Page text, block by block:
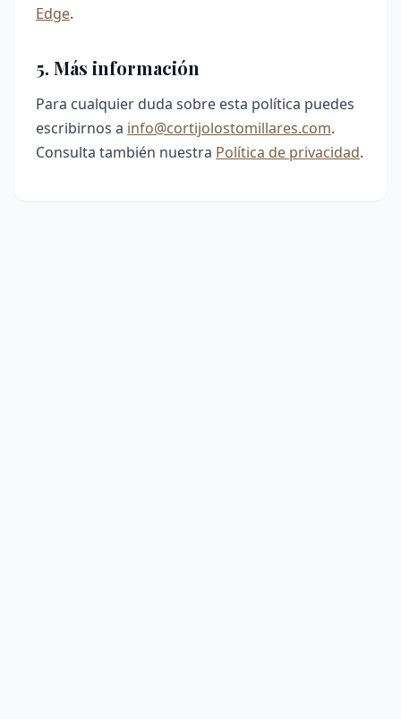
Edge.
5. Más información
Para cualquier duda sobre esta política puedes
escribirnos a info@cortijolostomillares.com.
Consulta también nuestra Política de privacidad.